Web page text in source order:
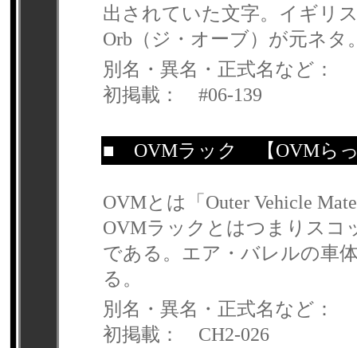
出されていた文字。イギリ
Orb（ジ・オーブ）が元ネタ
別名・異名・正式名など：
初掲載： #06-139
■ OVMラック 【OVMら
OVMとは「Outer Vehicle
OVMラックとはつまりスコ
である。エア・バレルの車
る。
別名・異名・正式名など：
初掲載： CH2-026